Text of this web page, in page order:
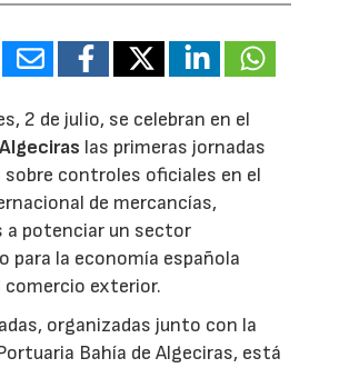
2 de julio, se celebran en el
las primeras jornadas
sobre controles oficiales en el
de mercancías,
a potenciar un sector
para la economía española
comercio exterior.
organizadas junto con la
Bahía de Algeciras, está